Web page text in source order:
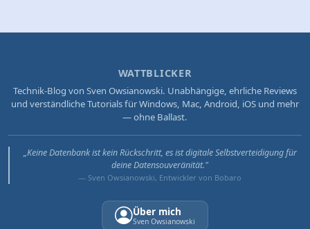
WATTBLICKER
Technik-Blog von Sven Owsianowski. Unabhängige, ehrliche Reviews
und verständliche Tutorials für Windows, Mac, Android, iOS und mehr
— ohne Ballast.
„Keine Datenbank ist kein Rückschritt, es ist digitale Selbstverteidigung für
deine Datensouveränität."
— Sven Owsianowski, Entwickler von Bobaro
Über mich
Sven Owsianowski